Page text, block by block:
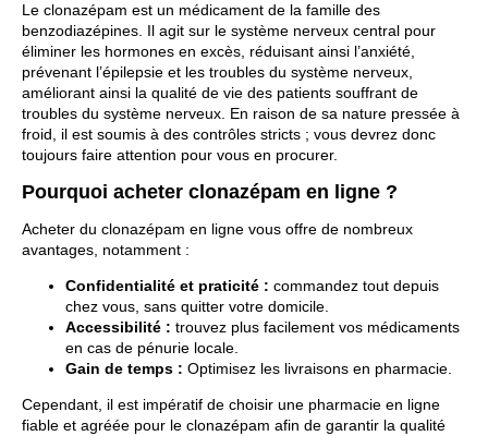
Le clonazépam est un médicament de la famille des
benzodiazépines. Il agit sur le système nerveux central pour
éliminer les hormones en excès, réduisant ainsi l’anxiété,
prévenant l’épilepsie et les troubles du système nerveux,
améliorant ainsi la qualité de vie des patients souffrant de
troubles du système nerveux. En raison de sa nature pressée à
froid, il est soumis à des contrôles stricts ; vous devrez donc
toujours faire attention pour vous en procurer.
Pourquoi acheter clonazépam en ligne ?
Acheter du clonazépam en ligne vous offre de nombreux
avantages, notamment :
Confidentialité et praticité : commandez tout depuis
chez vous, sans quitter votre domicile.
Accessibilité : trouvez plus facilement vos médicaments
en cas de pénurie locale.
Gain de temps : Optimisez les livraisons en pharmacie.
Cependant, il est impératif de choisir une pharmacie en ligne
fiable et agréée pour le clonazépam afin de garantir la qualité